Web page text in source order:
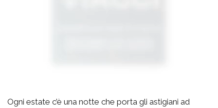
Ogni estate c’è una notte che porta gli astigiani ad